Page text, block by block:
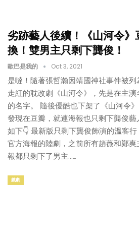
劣跡藝人後續！《山河令》
換！雙男主只剩下龔俊！
歐巴是我的 Oct 3, 2021
是噠！隨著張哲瀚因靖國神社事件被
走紅的耽改劇《山河令》，先是在主
的名字。 隨後優酷也下架了《山河令
發現在豆瓣，就連海報也只剩下龔俊
如下👇 最新版只剩下龔俊飾演的溫客
官方海報的陸劇，之前所有趙薇和鄭
報都只剩下了男主...…
戲劇